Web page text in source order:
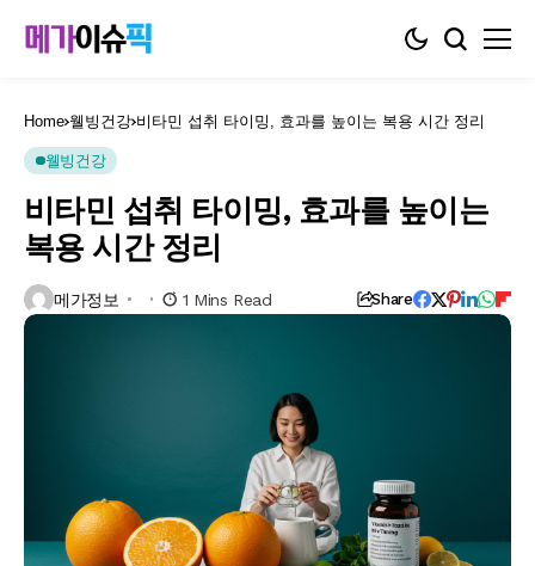
Home 웰빙건강 비타민 섭취 타이밍, 효과를 높이는 복용 시간 정리
웰빙건강
비타민 섭취 타이밍, 효과를 높이는
복용 시간 정리
메가정보 1 Mins Read Share